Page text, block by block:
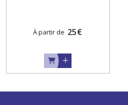
À partir de 25€